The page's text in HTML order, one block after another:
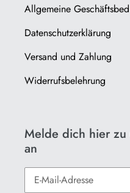
Allgemeine
Datenschutzerklärung
Versand und Zahlung
Widerrufsbelehrung
Melde dich hier zu
an